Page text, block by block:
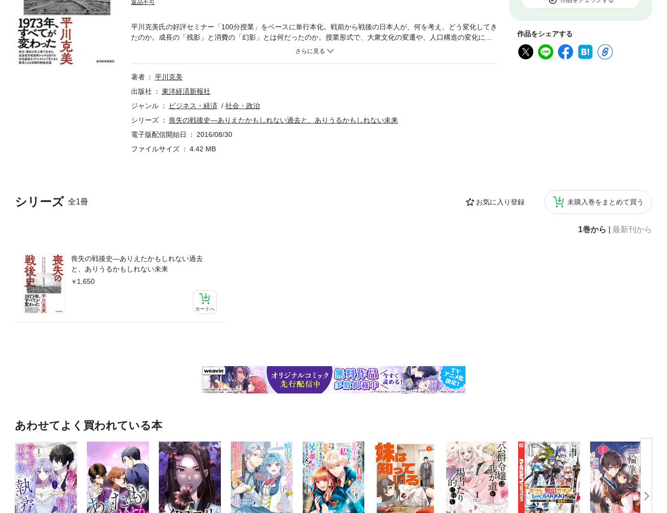
返品不可
作品をシェアする
シリーズ 全1冊 お気に入り登録 未購入巻をまとめて買う
1巻から 最新刊から
喪失の戦後史―ありえたかもしれない過去
と、ありうるかもしれない未来
1,650
カートへ
平川克美氏の好評セミナー「100分授業」をベースに単行本化。戦前から戦後の日本人が、何を考え、どう変化してき
たのか。成長の「残影」と消費の「幻影」とは何だったのか。授業形式で、大衆文化の変遷や、人口構造の変化にと
もなう家族構造の類型を分析。100年にわたる時間の帯のなかを鳥瞰し、わたしたちがどういった時代に立ち、これか
説・プロレスなど大衆文化史も交えた体験的戦後史論。
著者
平川克美
出版社
東洋経済新報社
ジャンル
ビジネス・経済
社会・政治
シリーズ
喪失の戦後史―ありえたかもしれない過去と、ありうるかもしれない未来
電子版配信開始日
2016/08/30
ファイルサイズ
4.42 MB
あわせてよく買われている本